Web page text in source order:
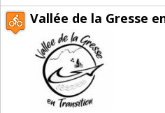
Vallée de la Gresse